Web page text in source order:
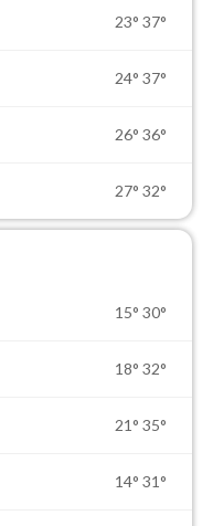
23° 37°
24° 37°
26° 36°
27° 32°
15° 30°
18° 32°
21° 35°
14° 31°